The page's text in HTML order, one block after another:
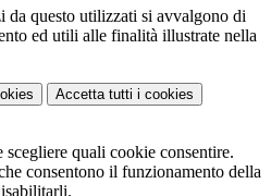
da questo utilizzati si avvalgono di
ed utili alle finalità illustrate nella
Accetta tutti i cookies
scegliere quali cookie consentire.
consentono il funzionamento della